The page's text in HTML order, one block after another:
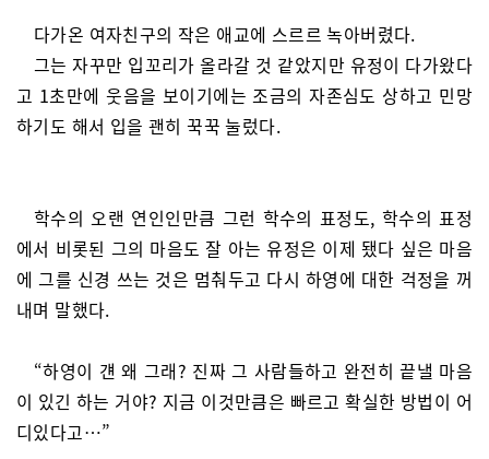
다가온 여자친구의 작은 애교에 스르르 녹아버렸다.
그는 자꾸만 입꼬리가 올라갈 것 같았지만 유정이 다가왔다
고 1초만에 웃음을 보이기에는 조금의 자존심도 상하고 민망
하기도 해서 입을 괜히 꾹꾹 눌렀다.
학수의 오랜 연인인만큼 그런 학수의 표정도, 학수의 표정
에서 비롯된 그의 마음도 잘 아는 유정은 이제 됐다 싶은 마음
에 그를 신경 쓰는 것은 멈춰두고 다시 하영에 대한 걱정을 꺼
내며 말했다.
“하영이 걘 왜 그래? 진짜 그 사람들하고 완전히 끝낼 마음
이 있긴 하는 거야? 지금 이것만큼은 빠르고 확실한 방법이 어
디있다고…”